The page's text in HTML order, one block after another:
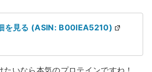
を見る (ASIN: B00IEA5210)